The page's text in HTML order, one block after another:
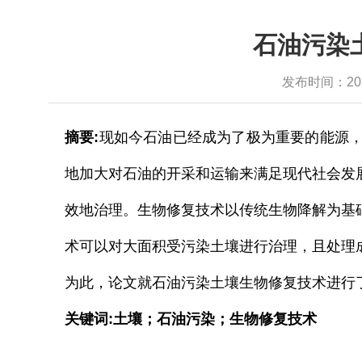
石油污染
发布时间：
摘要:现如今石油已经成为了极为重要的能源
地加大对石油的开采和运输来满足现代社会
效地治理。生物修复技术以传统生物降解为
术可以对大面积受污染土壤进行治理，且处
为此，论文就石油污染土壤生物修复技术进行
关键词:土壤；石油污染；生物修复技术